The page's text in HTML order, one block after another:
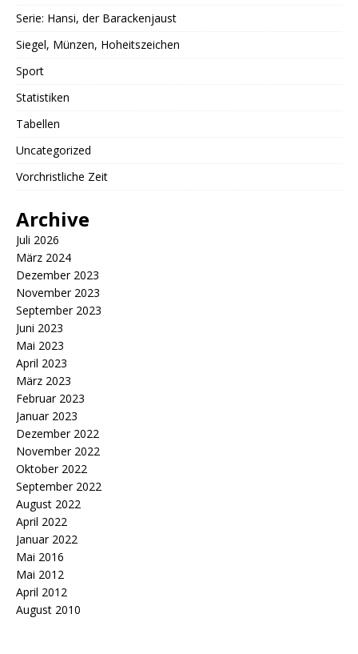
Serie: Hansi, der Barackenjaust
Siegel, Münzen, Hoheitszeichen
Sport
Statistiken
Tabellen
Uncategorized
Vorchristliche Zeit
Archive
Juli 2026
März 2024
Dezember 2023
November 2023
September 2023
Juni 2023
Mai 2023
April 2023
März 2023
Februar 2023
Januar 2023
Dezember 2022
November 2022
Oktober 2022
September 2022
August 2022
April 2022
Januar 2022
Mai 2016
Mai 2012
April 2012
August 2010